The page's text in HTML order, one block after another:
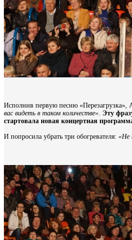
Исполнив первую песню «Перезагрузка»,
вас видеть в таком количестве» Эту
стартовала новая концертная
И попросила убрать три обогревателя: «Не